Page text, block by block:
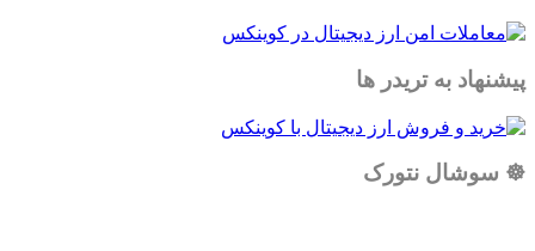
پیشنهاد به تریدر ها
☸️ سوشال نتورک